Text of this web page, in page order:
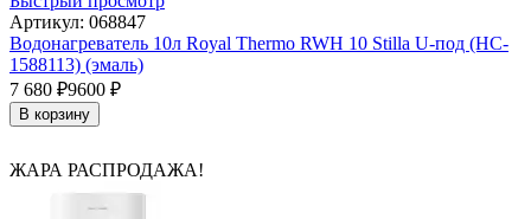
Артикул: 068847
Водонагреватель 10л Royal Thermo RWH 10 Stilla U-под (HC-
1588113) (эмаль)
7 680 ₽9600 ₽
В корзину
ЖАРА РАСПРОДАЖА!